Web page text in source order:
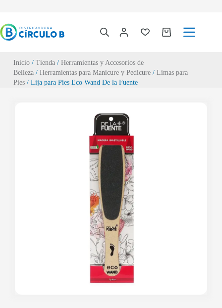
Inicio/ Tienda/ Herramientas y Accesorios de
Belleza/ Herramientas para Manicure y Pedicure/ Limas para
Pies/ Lija para Pies Eco Wand De la Fuente